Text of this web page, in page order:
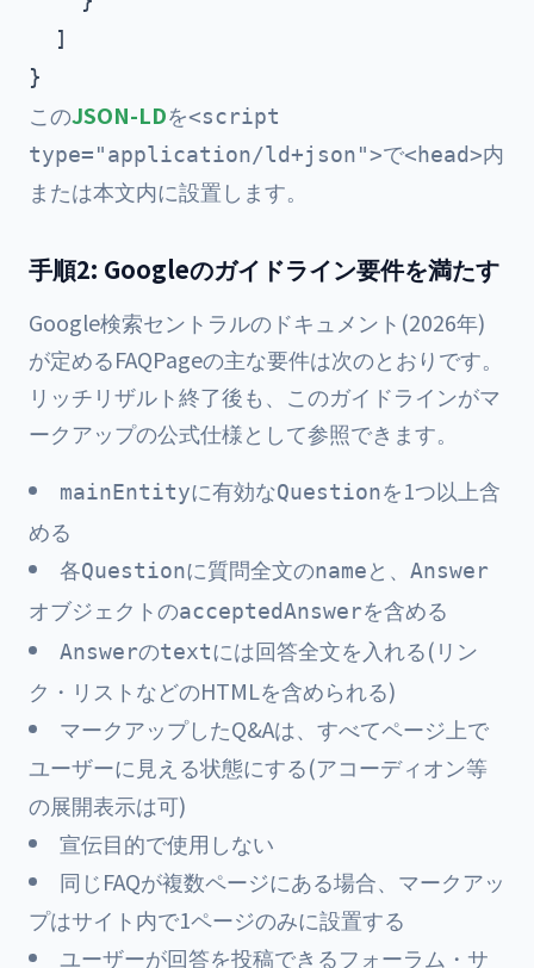
  ]
このJSON-LDを<script
type="application/ld+json">で<head>内
または本文内に設置します。
手順2: Googleのガイドライン要件を満たす
Google検索セントラルのドキュメント(2026年)
が定めるFAQPageの主な要件は次のとおりです。
リッチリザルト終了後も、このガイドラインがマ
ークアップの公式仕様として参照できます。
mainEntityに有効なQuestionを1つ以上含
める
各Questionに質問全文のnameと、 Answer
オブジェクトのacceptedAnswerを含める
Answerのtextには回答全文を入れる(リン
ク・リストなどのHTMLを含められる)
マークアップしたQ&Aは、すべてページ上で
ユーザーに見える状態にする(アコーディオン等
の展開表示は可)
宣伝目的で使用しない
同じFAQが複数ページにある場合、マークアッ
プはサイト内で1ページのみに設置する
ユーザーが回答を投稿できるフォーラム・サ